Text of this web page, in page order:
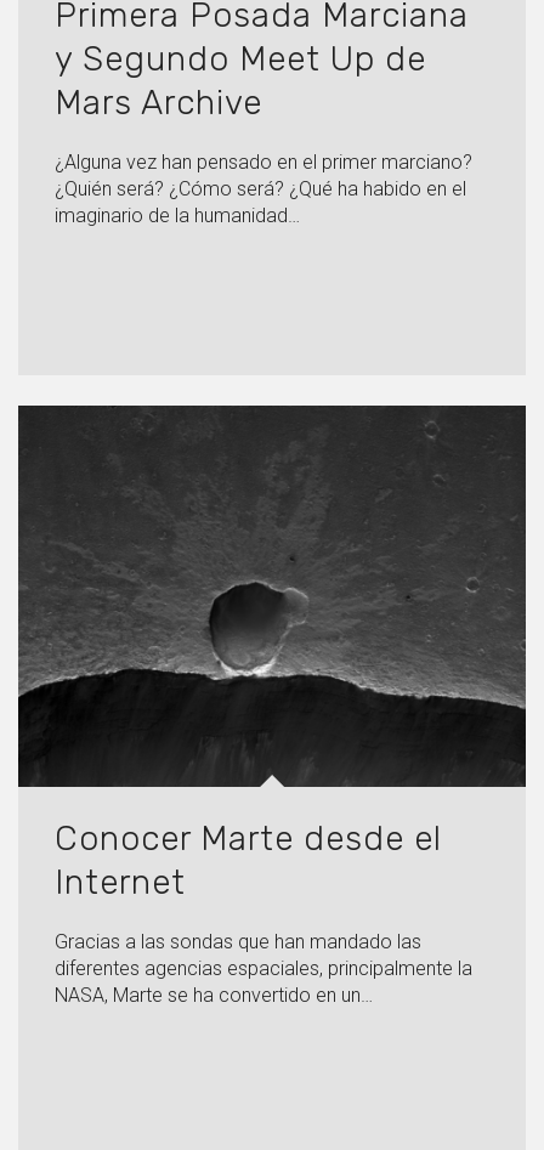
Primera Posada Marciana
y Segundo Meet Up de
Mars Archive
¿Alguna vez han pensado en el primer marciano?
¿Quién será? ¿Cómo será? ¿Qué ha habido en el
imaginario de la humanidad…
Conocer Marte desde el
Internet
Gracias a las sondas que han mandado las
diferentes agencias espaciales, principalmente la
NASA, Marte se ha convertido en un…